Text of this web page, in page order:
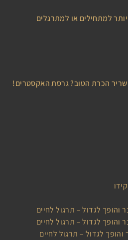
למתחילים או למתרגלים
הכרת הטוב? גרסת האקסטרים!
והופך לגדול – תרגול לחיים
והופך לגדול – תרגול לחיים
לגדול – תרגול לחיים